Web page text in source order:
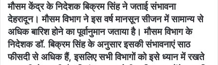
मौसम केंद्र के निदेशक बिक्रम सिंह ने जताई संभावना
देहरादून। मौसम विभाग ने इस वर्ष मानसून सीजन में सामान्य से
अधिक बारिश होने का पूर्वानुमान जताया है। मौसम विभाग के
निदेशक डॉ. बिक्रम सिंह के अनुसार इसकी संभावनाएं साठ
फीसदी से अधिक हैं, इसलिए सभी विभागों को इसे ध्यान में रखते